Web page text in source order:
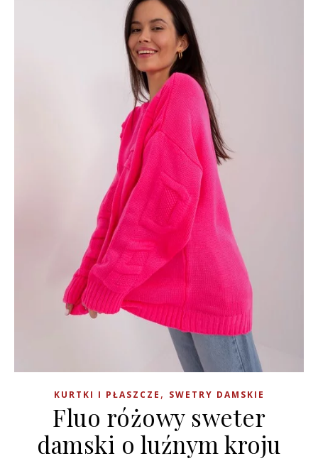
KURTKI I PŁASZCZE , SWETRY DAMSKIE
Fluo różowy sweter
damski o luźnym kroju